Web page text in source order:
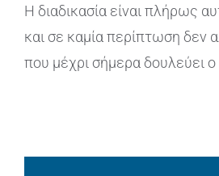
Η διαδικασία είναι πλήρως
και σε καμία περίπτωση δεν
που μέχρι σήμερα δουλεύει